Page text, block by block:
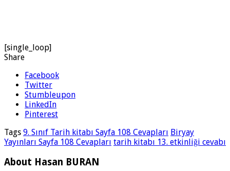
[single_loop]
Share
Facebook
Twitter
Stumbleupon
LinkedIn
Pinterest
Tags 9. Sınıf Tarih kitabı Sayfa 108 Cevapları Biryay
Yayınları Sayfa 108 Cevapları tarih kitabı 13. etkinliği cevabı
About Hasan BURAN